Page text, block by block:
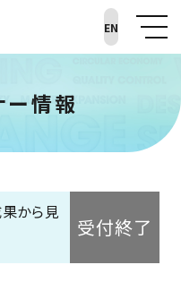
EN
ー情報
果から見
受付終了